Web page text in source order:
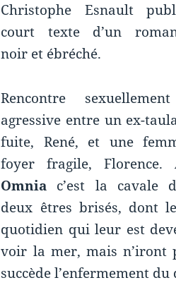
Christophe Esnault
court texte d’un
noir et ébréché.
Rencontre
agressive entre un ex-
fuite, René, et une
foyer fragile, Florence.
Omnia c’est la cavale
deux êtres brisés, dont
quotidien qui leur est
voir la mer, mais n’iront
succède l’enfermement